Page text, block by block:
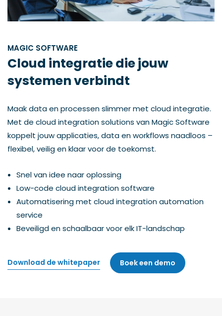
MAGIC SOFTWARE
Cloud integratie die jouw
systemen verbindt
Maak data en processen slimmer met cloud integratie.
Met de cloud integration solutions van Magic Software
koppelt jouw applicaties, data en workflows naadloos –
flexibel, veilig en klaar voor de toekomst.
Snel van idee naar oplossing
Low-code cloud integration software
Automatisering met cloud integration automation
service
Beveiligd en schaalbaar voor elk IT-landschap
Download de whitepaper Boek een demo